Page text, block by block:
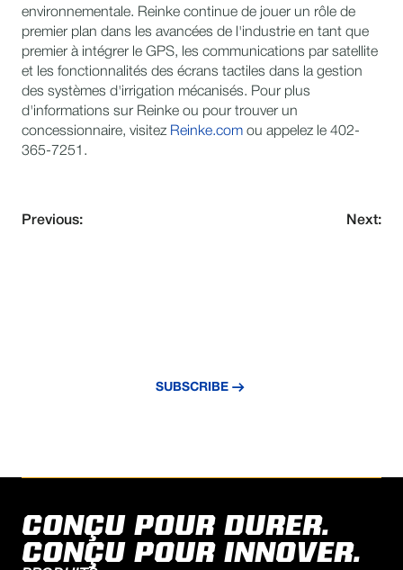
environnementale. Reinke continue de jouer un rôle de
premier plan dans les avancées de l'industrie en tant que
premier à intégrer le GPS, les communications par satellite
et les fonctionnalités des écrans tactiles dans la gestion
des systèmes d'irrigation mécanisés. Pour plus
d'informations sur Reinke ou pour trouver un
concessionnaire, visitez Reinke.com ou appelez le 402-
365-7251.
Previous: Next:
SUBSCRIBE
CONÇU POUR DURER.
CONÇU POUR INNOVER.